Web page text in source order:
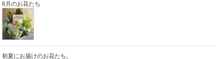
6月のお花たち
初夏にお届けのお花たち。